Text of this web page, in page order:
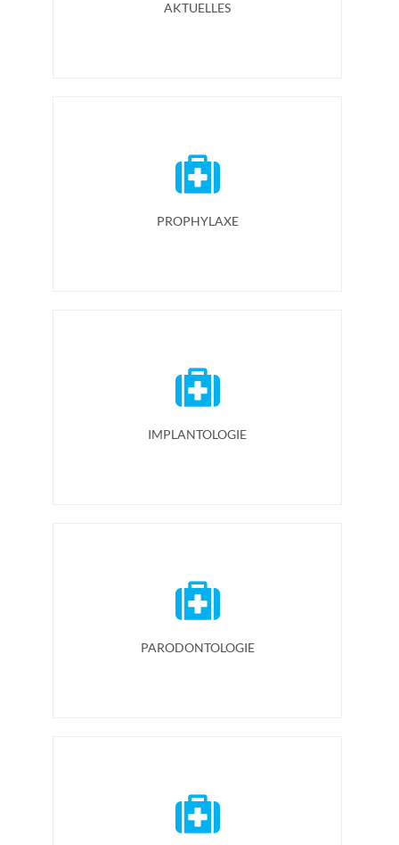
AKTUELLES
PROPHYLAXE
IMPLANTOLOGIE
PARODONTOLOGIE